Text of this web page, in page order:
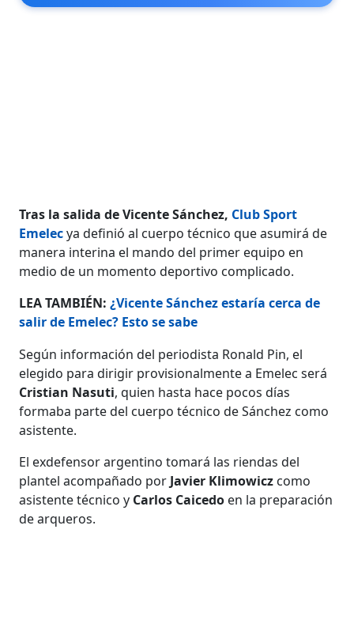
Tras la salida de Vicente Sánchez, Club Sport
Emelecya definió al cuerpo técnico que asumirá de
manera interina el mando del primer equipo en
medio de un momento deportivo complicado.
LEA TAMBIÉN:¿Vicente Sánchez estaría cerca de
salir de Emelec? Esto se sabe
Según información del periodista Ronald Pin, el
elegido para dirigir provisionalmente a Emelec será
Cristian Nasuti, quien hasta hace pocos días
formaba parte del cuerpo técnico de Sánchez como
asistente.
El exdefensor argentino tomará las riendas del
plantel acompañado por Javier Klimowicz como
asistente técnico y Carlos Caicedo en la preparación
de arqueros.